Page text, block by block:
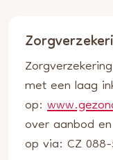
met een laag
op:
over aanbod
op via: CZ